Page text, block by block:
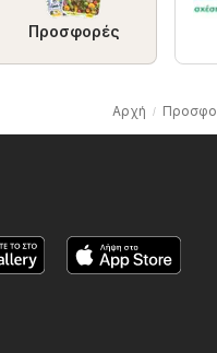
Προσφορές
Αρχή